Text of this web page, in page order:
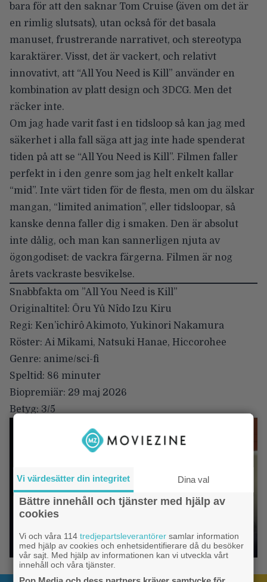
bara för att den saknar Tom Cruise (även om det är
en rimlig slutsats), utan också för det basala
manuset, frustrerande narrativet, och stereotypa
karaktärer. Visst, det är vackert, och relativt
innovativt, att “All You Need is Kill” använder en
kombination av platt design och 3DCG. Men det
räcker inte.
Om jag hade varit fast i en tidsloop så kan jag med
säkerhet i alla fall säga att jag inte hade spenderat
tiden på att se “All You Need is Kill”. Filmen faller
perfekt in i den genre som jag helt enkelt kallar
“mid”. Inte värt tiden för de flesta, men om du älskar
mangan, “limited animation”, eller tidsloopar, så
kanske denna faller dig i smaken. Den är absolut
inte dålig, och man kan sannerligen njuta av
ögongodiset: de vackra färgerna. Filmen är nog
årets vackraste besvikelse.
Snabbfakta om ”All You Need is Kill”
Originaltitel: Ôru Yû Nîdo Izu Kiru
Regi: Ken’ichirô Akimoto, Yukinori Nakamura
Röster: Ai Mikami, Natsuki Hanae, Hiccorohee
Genre: anime/sci-fi
Speltid: 86 minuter
Biopremiär: 29 maj 2026
Betyg: 3/5
Vi värdesätter din integritet Dina val
Bättre innehåll och tjänster med hjälp av
cookies
Vi och våra 114tredjepartsleverantörer samlar information
med hjälp av cookies och enhetsidentifierare då du besöker
vår sajt. Med hjälp av informationen kan vi utveckla vårt
innehåll och våra tjänster.